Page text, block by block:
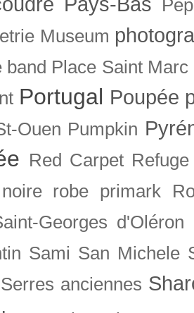
Museum
band Place Saint Marc
Portugal Poupée
Ouen Pumpkin
Red Carpet Refuge
robe primark
Georges d'Oléron
Sami San Michele
Serres anciennes